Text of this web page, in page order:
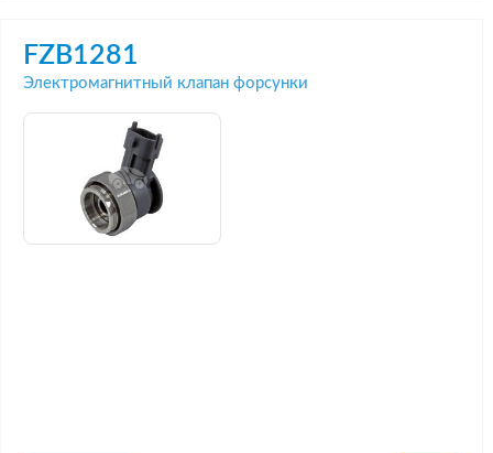
FZB1281
Электромагнитный клапан форсунки